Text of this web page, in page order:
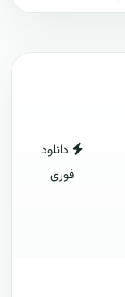
دانلود
فوری